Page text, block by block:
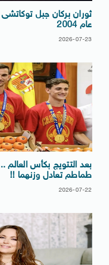
ثوران بركان جبل توكاتشى
عام 2004
2026-07-23
بعد التتويج بكأس
طماطم تعادل وزنهما !!
2026-07-22